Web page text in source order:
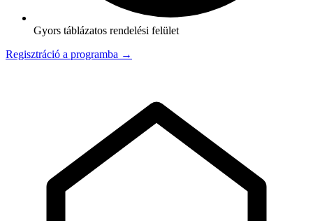
Gyors táblázatos rendelési felület
Regisztráció a programba →